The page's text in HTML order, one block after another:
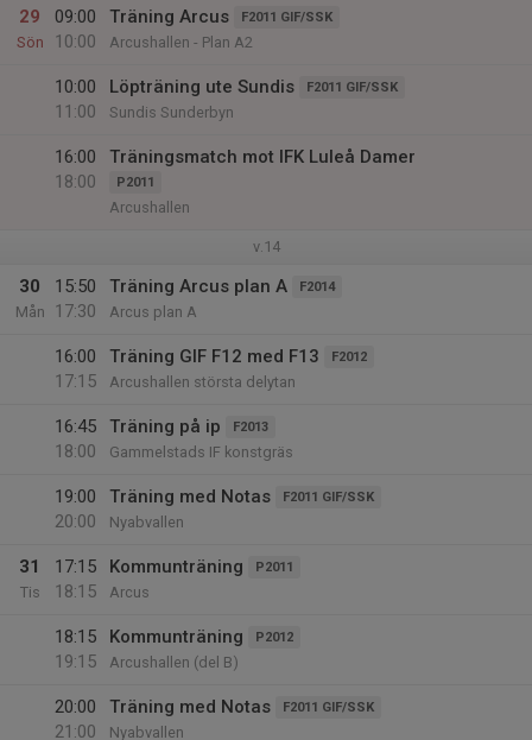
29
Sön
09:00
10:00
Träning Arcus F2011 GIF/SSK
Arcushallen - Plan A2
10:00
11:00
Löpträning ute Sundis F2011 GIF/SSK
Sundis Sunderbyn
16:00
18:00
Träningsmatch mot IFK Luleå Damer
P2011
Arcushallen
v.14
30
Mån
15:50
17:30
Träning Arcus plan A F2014
Arcus plan A
16:00
17:15
Träning GIF F12 med F13 F2012
Arcushallen största delytan
16:45
18:00
Träning på ip F2013
Gammelstads IF konstgräs
19:00
20:00
Träning med Notas F2011 GIF/SSK
Nyabvallen
31
Tis
17:15
18:15
Kommunträning P2011
Arcus
18:15
19:15
Kommunträning P2012
Arcushallen (del B)
20:00
21:00
Träning med Notas F2011 GIF/SSK
Nyabvallen